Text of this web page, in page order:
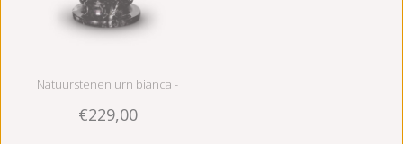
Natuurstenen urn bianca -
marmer
€229,00